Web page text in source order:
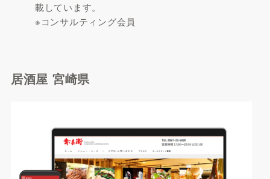
載しています。
※コンサルティング会員
居酒屋 宮崎県